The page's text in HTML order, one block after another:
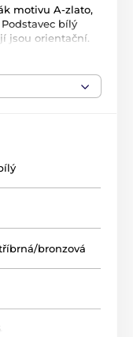
motivu A-zlato,
bílý
jsou orientační.
bronzová